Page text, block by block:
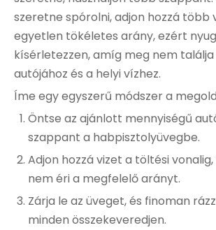
szeretne spórolni, adjon hozzá több
egyetlen tökéletes arány, ezért
kísérletezzen, amíg meg nem
autójához és a helyi vízhez.
Íme egy egyszerű módszer a
Öntse az ajánlott mennyiségű
szappant a habpisztolyüvegbe.
Adjon hozzá vizet a töltési
nem éri a megfelelő arányt.
Zárja le az üveget, és finoman
minden összekeveredjen.